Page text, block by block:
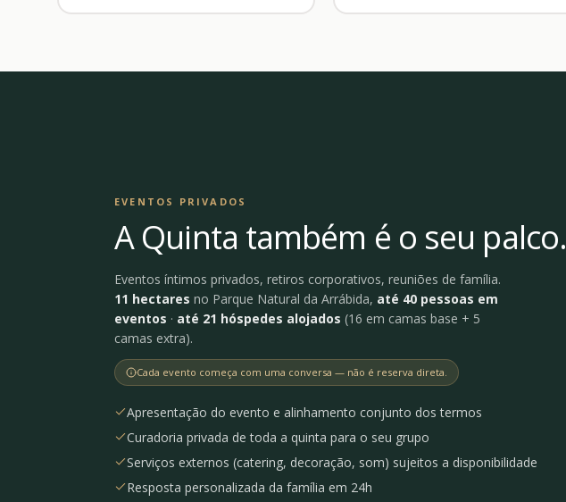
EVENTOS PRIVADOS
A Quinta também é o seu palco.
Eventos íntimos privados, retiros corporativos, reuniões de família.
11 hectares no Parque Natural da Arrábida, até 40 pessoas em
eventos · até 21 hóspedes alojados (16 em camas base + 5
camas extra).
Cada evento começa com uma conversa — não é reserva direta.
Apresentação do evento e alinhamento conjunto dos termos
Curadoria privada de toda a quinta para o seu grupo
Serviços externos (catering, decoração, som) sujeitos a disponibilidade
Resposta personalizada da família em 24h